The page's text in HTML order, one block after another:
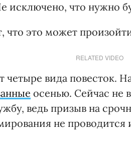
исключено, что нужно
что это может
RELATED VIDEO
четыре вида повесток.
осенью. Сейчас не
ведь призыв на
не проводится